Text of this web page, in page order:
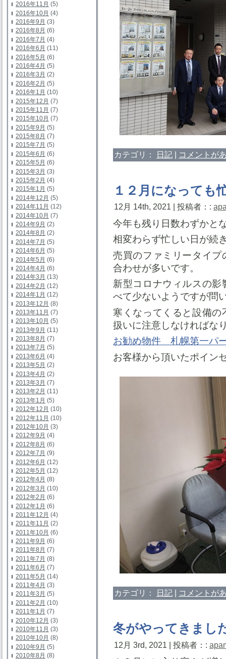
2016年11月 (5)
2016年10月 (4)
2016年9月 (3)
2016年8月 (6)
2016年7月 (4)
2016年6月 (11)
2016年5月 (6)
2016年4月 (5)
2016年3月 (2)
2016年2月 (5)
2016年1月 (10)
2015年12月 (7)
2015年11月 (7)
2015年10月 (7)
2015年9月 (5)
2015年8月 (7)
2015年7月 (5)
2015年6月 (6)
2015年5月 (6)
2015年3月 (3)
2015年2月 (4)
2015年1月 (5)
2014年12月 (5)
2014年11月 (12)
2014年10月 (7)
2014年9月 (2)
2014年8月 (2)
2014年7月 (5)
2014年6月 (5)
2014年5月 (6)
2014年4月 (6)
2014年3月 (13)
2014年2月 (12)
2014年1月 (12)
2013年12月 (8)
2013年11月 (7)
2013年10月 (5)
2013年9月 (11)
2013年8月 (7)
2013年7月 (5)
2013年6月 (4)
2013年5月 (2)
2013年4月 (2)
2013年3月 (7)
2013年2月 (11)
2013年1月 (5)
2012年12月 (10)
2012年11月 (10)
2012年10月 (3)
2012年9月 (4)
2012年8月 (6)
2012年7月 (9)
2012年6月 (12)
2012年5月 (12)
2012年4月 (8)
2012年3月 (10)
2012年2月 (6)
2012年1月 (6)
2011年12月 (4)
2011年11月 (2)
2011年10月 (6)
2011年9月 (6)
2011年8月 (7)
2011年7月 (8)
2011年6月 (7)
2011年5月 (14)
2011年4月 (3)
2011年3月 (5)
2011年2月 (10)
2011年1月 (7)
2010年12月 (3)
2010年11月 (3)
2010年10月 (8)
2010年9月 (5)
2010年8月 (8)
カテゴリ： 日記 | コメントが
１２月になっても
12月 14th, 2021 | 投稿者：:
今年も残り日数わずかと
相変わらず忙しい日が続
売買のファミリータイ
合わせが多いです。
新型コロナウィルスの
べて少ないようですが問
寒くなってくると設備
扱いに注意しなければな
お勧め物件 札幌第一パ
お客様から頂いたポイン
カテゴリ： 日記 | コメントが
冬がやってきまし
12月 3rd, 2021 | 投稿者：: